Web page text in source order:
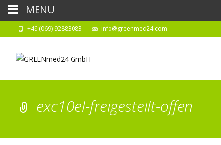
+49 (069) 92883083 info@greenmed24.com
exc10el-freigestellt-offen
MENU